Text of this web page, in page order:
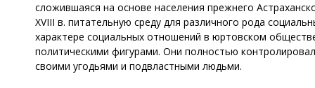
сложившаяся на основе населения прежнего
XVIII в. питательную среду для различного рода
характере социальных отношений в юртовском
политическими фигурами. Они полностью
своими угодьями и подвластными людьми.